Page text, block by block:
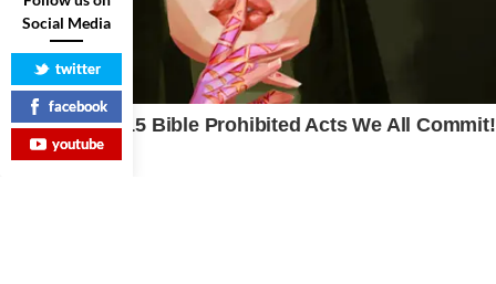
Social Media
twitter
facebook
youtube